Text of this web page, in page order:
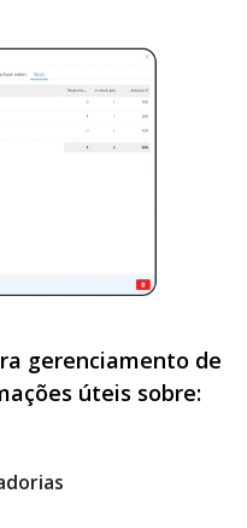
gerenciamento de
úteis sobre: